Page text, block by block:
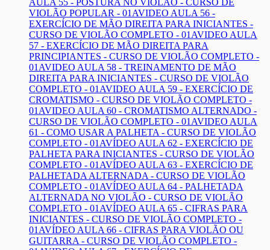
VIOLÃO POPULAR - 01AVIDEO AULA 56 -
EXERCÍCIO DE MÃO DIREITA PARA INICIANTES -
CURSO DE VIOLÃO COMPLETO - 01AVIDEO AULA
57 - EXERCÍCIO DE MÃO DIREITA PARA
PRINCIPIANTES - CURSO DE VIOLÃO COMPLETO -
01AVIDEO AULA 58 - TREINAMENTO DE MÃO
DIREITA PARA INICIANTES - CURSO DE VIOLÃO
COMPLETO - 01AVIDEO AULA 59 - EXERCÍCIO DE
CROMATISMO - CURSO DE VIOLÃO COMPLETO -
01AVIDEO AULA 60 - CROMATISMO ALTERNADO -
CURSO DE VIOLÃO COMPLETO - 01AVIDEO AULA
61 - COMO USAR A PALHETA - CURSO DE VIOLÃO
COMPLETO - 01AVÍDEO AULA 62 - EXERCÍCIO DE
PALHETA PARA INICIANTES - CURSO DE VIOLÃO
COMPLETO - 01AVÍDEO AULA 63 - EXERCÍCIO DE
PALHETADA ALTERNADA - CURSO DE VIOLÃO
COMPLETO - 01AVÍDEO AULA 64 - PALHETADA
ALTERNADA NO VIOLÃO - CURSO DE VIOLÃO
COMPLETO - 01AVÍDEO AULA 65 - CIFRAS PARA
INICIANTES - CURSO DE VIOLÃO COMPLETO -
01AVÍDEO AULA 66 - CIFRAS PARA VIOLÃO OU
GUITARRA - CURSO DE VIOLÃO COMPLETO -